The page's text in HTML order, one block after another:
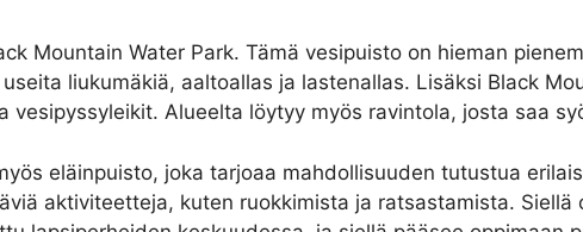
Mountain Water Park. Tämä vesipuisto on hieman
liukumäkiä, aaltoallas ja lastenallas. Lisäksi Black
Alueelta löytyy myös ravintola, josta saa
eläinpuisto, joka tarjoaa mahdollisuuden tutustua
aktiviteetteja, kuten ruokkimista ja ratsastamista. Siellä